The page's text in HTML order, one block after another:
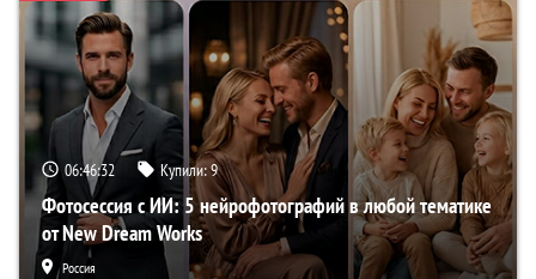
06:46:31 Купили:9
Фотосессия с ИИ: 5 нейрофотографий в любой тематике
от New Dream Works
Россия